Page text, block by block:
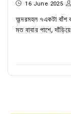
16 June 2025
অন্দরমহল ৭একটা
মত বাবার পাশে,